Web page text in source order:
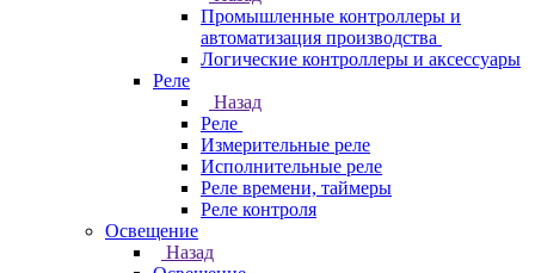
Промышленные контроллеры и
автоматизация производства
Логические контроллеры и аксессуары
Реле
Назад
Реле
Измерительные реле
Исполнительные реле
Реле времени, таймеры
Реле контроля
Освещение
Назад